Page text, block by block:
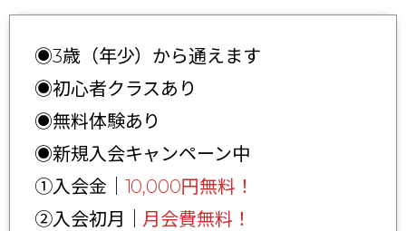
◉3歳（年少）から通えます
◉初心者クラスあり
◉無料体験あり
◉新規入会キャンペーン中
①入会金｜ 10,000円無料！
②入会初月｜ 月会費無料！